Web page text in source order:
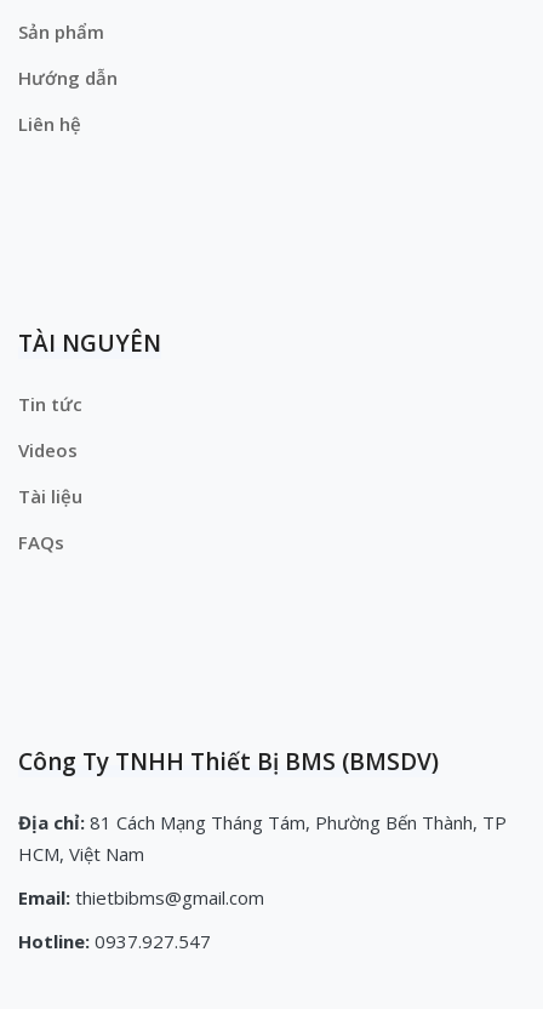
Sản phẩm
Hướng dẫn
Liên hệ
TÀI NGUYÊN
Tin tức
Videos
Tài liệu
FAQs
Công Ty TNHH Thiết Bị BMS (BMSDV)
Địa chỉ: 81 Cách Mạng Tháng Tám, Phường Bến Thành, TP
HCM, Việt Nam
Email: thietbibms@gmail.com
Hotline: 0937.927.547